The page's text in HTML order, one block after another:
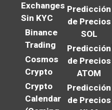
Exchanges
Sin KYC
Binance
Trading
Cosmos
Crypto
Crypto
Calendar
Predicción
de Precios
SOL
Predicción
de Precios
ATOM
Predicción
de Precios